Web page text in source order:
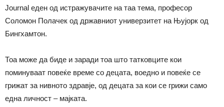
Journal еден од истражувачите на таа тема, професор
Соломон Полачек од државниот универзитет на Њујорк од
Бингхамтон.
Тоа може да биде и заради тоа што татковците кои
поминуваат повеќе време со децата, воедно и повеќе се
грижат за нивното здравје, од децата за кои се грижи само
една личност – мајката.